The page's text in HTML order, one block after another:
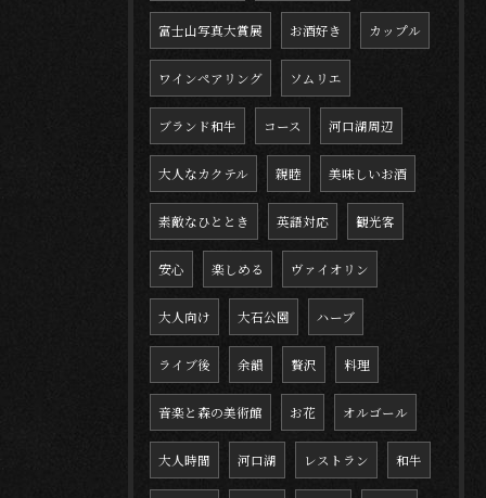
富士山写真大賞展 お酒好き カップル
ワインペアリング ソムリエ
ブランド和牛 コース 河口湖周辺
大人なカクテル 親睦 美味しいお酒
素敵なひととき 英語対応 観光客
安心 楽しめる ヴァイオリン
大人向け 大石公園 ハーブ
ライブ後 余韻 贅沢 料理
音楽と森の美術館 お花 オルゴール
大人時間 河口湖 レストラン 和牛